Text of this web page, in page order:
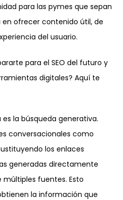
para las pymes que sepan
ofrecer contenido útil, de
del usuario.
para el SEO del futuro y
digitales? Aquí te
la búsqueda generativa.
conversacionales como
los enlaces
generadas directamente
fuentes. Esto
la información que